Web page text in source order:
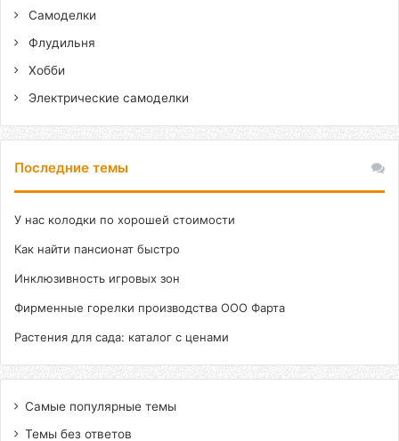
Самоделки
Флудильня
Хобби
Электрические самоделки
Последние темы
У нас колодки по хорошей стоимости
Как найти пансионат быстро
Инклюзивность игровых зон
Фирменные горелки производства ООО Фарта
Растения для сада: каталог с ценами
Самые популярные темы
Темы без ответов